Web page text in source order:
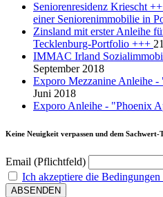
Seniorenresidenz Kriescht
einer Seniorenimmobilie in
Zinsland mit erster Anleihe
Tecklenburg-Portfolio +++
IMMAC Irland
September 2018
Exporo Mezzanine Anleihe
Juni 2018
Exporo Anleihe - "Phoenix
Keine Neuigkeit verpassen und dem
Email (Pflichtfeld)
Ich akzeptiere die